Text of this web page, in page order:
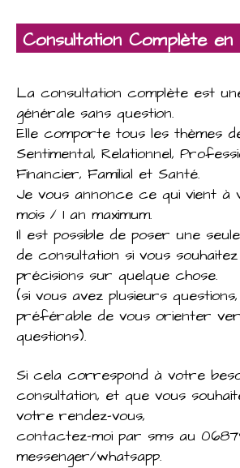
Consultation Complète
La consultation complète est
générale sans question.
Elle comporte tous les thèmes
Sentimental, Relationnel,
Financier, Familial et Santé.
Je vous annonce ce qui vient à
mois / 1 an maximum.
Il est possible de poser une
de consultation si vous
précisions sur quelque chose.
(si vous avez plusieurs
préférable de vous orienter
questions).
Si cela correspond à votre
consultation, et que vous
votre rendez-vous,
contactez-moi par sms au
messenger/whatsapp.